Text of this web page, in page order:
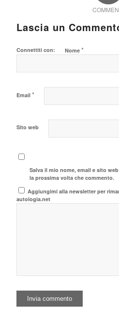
Lascia un
Connettiti con: Nome *
Email *
Sito web
Salva il mio nome, email e sito
la prossima volta che commento.
Aggiungimi alla newsletter per
autologia.net